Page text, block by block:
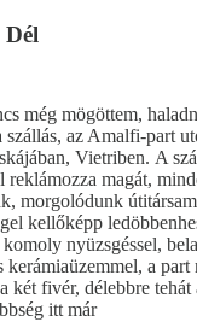
még mögöttem,
szállás, az Amalfi-part
Vietriben. A
magát,
morgolódunk
kellőképp
nyüzsgéssel,
kerámiaüzemmel, a
két fivér, délebbre tehát
itt már